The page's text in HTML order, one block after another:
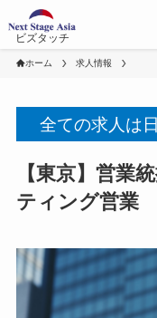
ビズタッチ
ホーム 求人情報
全ての求人は
【東京】営業
ティング営業